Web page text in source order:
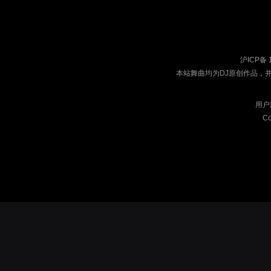
沪ICP备
本站舞曲均为DJ原创作品，
用